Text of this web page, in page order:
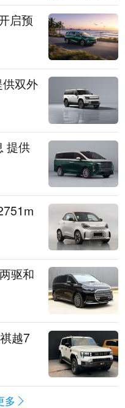
启预
双外
提供
驱和
越7
多